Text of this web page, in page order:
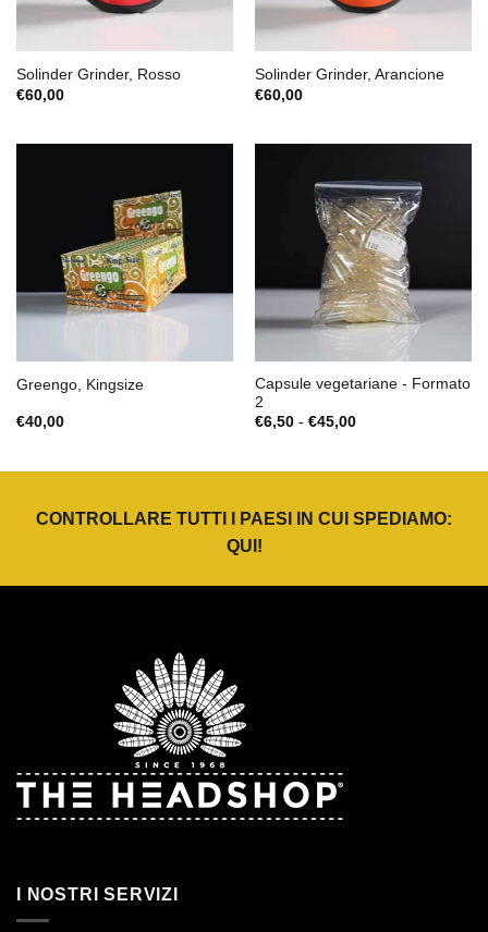
Solinder Grinder, Rosso
€60,00
Solinder Grinder, Arancione
€60,00
Greengo, Kingsize
€40,00
Capsule vegetariane - Formato
2
€6,50 - €45,00Fascia
CONTROLLARE TUTTI I PAESI IN CUI SPEDIAMO:
QUI !
I NOSTRI SERVIZI